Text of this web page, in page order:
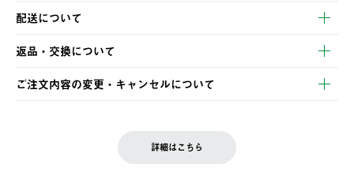
以下のいずれかの方法でお支払いいただけます。
・クレジットカード決済
・コンビニ決済
・Pay-easy決済
配送について
【発送スケジュール】
ご注文・ご入金完了より2営業日以内に商品を発送いたします。
土日祝の発送はございませんので、木曜日以降のご注文は週明け
の発送となる場合がございます。
返品・交換について
※お客様都合の場合
お客様都合の返品にかかる送料は、お客様ご負担とさせていただ
ご注文内容の変更・キャンセルについて
LOGOS FAMILY会員の方は、会員マイページ内 購入履歴画面に
詳細はこちら